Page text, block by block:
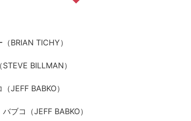
BRIAN TICHY）
BILLMAN）
JEFF BABKO）
ブコ（JEFF BABKO）